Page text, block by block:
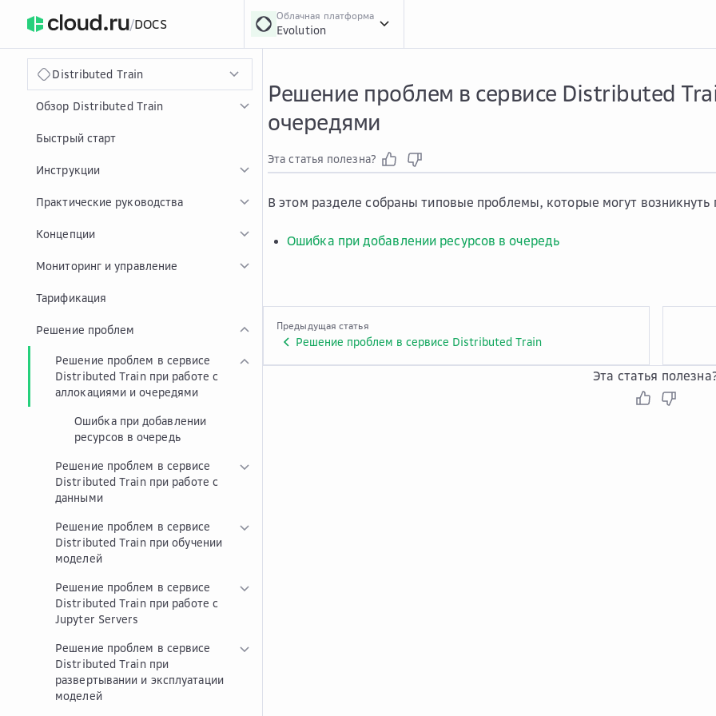
/DOCS
Облачная платформа
Evolution
Distributed Train
Обзор Distributed Train
Быстрый старт
Инструкции
Практические руководства
Концепции
Мониторинг и управление
Тарификация
Решение проблем
Решение проблем в сервисе
Distributed Train при работе с
аллокациями и очередями
Ошибка при добавлении
ресурсов в очередь
Решение проблем в сервисе
Distributed Train при работе с
данными
Решение проблем в сервисе
Distributed Train при обучении
моделей
Решение проблем в сервисе
Distributed Train при работе с
Jupyter Servers
Решение проблем в сервисе
Distributed Train при
развертывании и эксплуатации
моделей
Решение проблем в сервисе Distributed
очередями
Эта статья полезна?
В этом разделе собраны типовые проблемы, которые могут
Ошибка при добавлении ресурсов в очередь
Предыдущая статья
Решение проблем в сервисе Distributed Train
Эта статья